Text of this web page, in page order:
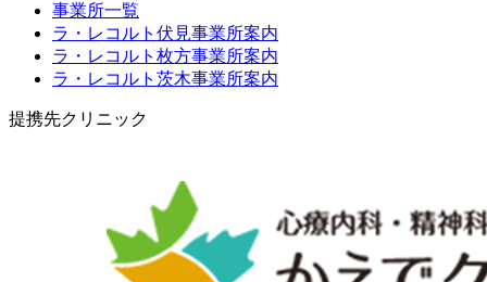
事業所一覧
ラ・レコルト伏見事業所案内
ラ・レコルト枚方事業所案内
ラ・レコルト茨木事業所案内
提携先クリニック